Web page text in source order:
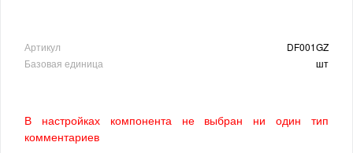
Артикул
DF001GZ
Базовая единица
шт
В настройках компонента не выбран ни один тип
комментариев